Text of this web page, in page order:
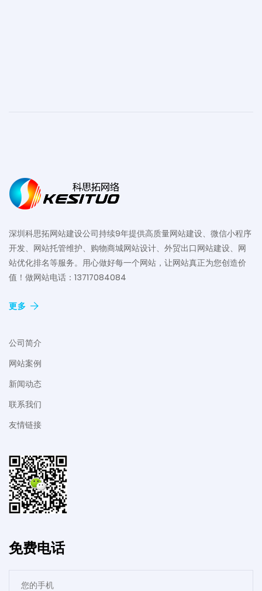
深圳科思拓网站建设公司持续9年提供高质量网站建设、微信小程序
开发、网站托管维护、购物商城网站设计、外贸出口网站建设、网
站优化排名等服务。用心做好每一个网站，让网站真正为您创造价
值！做网站电话：13717084084
更多
公司简介
网站案例
新闻动态
联系我们
友情链接
免费电话